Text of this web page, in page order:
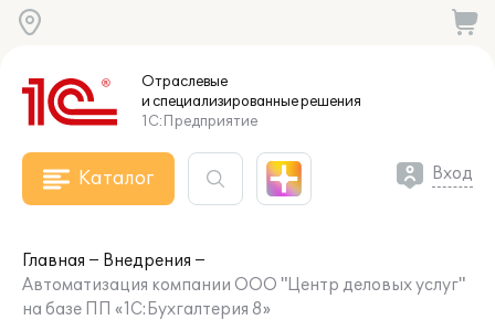
Отраслевые
и специализированныерешения
1С:Предприятие
Каталог Вход
Главная
Внедрения
Автоматизация компании ООО "Центр деловых услуг"
на базе ПП «1С:Бухгалтерия 8»